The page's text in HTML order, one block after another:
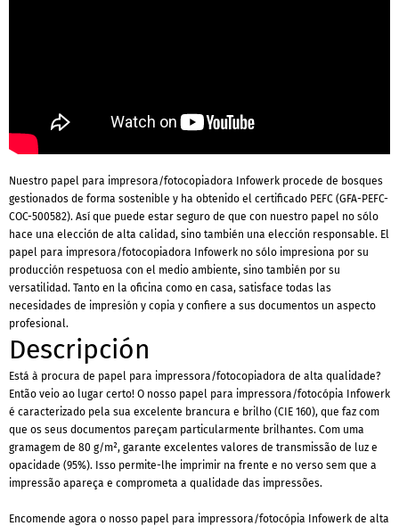
Nuestro papel para impresora/fotocopiadora Infowerk procede de bosques
gestionados de forma sostenible y ha obtenido el certificado PEFC (GFA-PEFC-
COC-500582). Así que puede estar seguro de que con nuestro papel no sólo
hace una elección de alta calidad, sino también una elección responsable. El
papel para impresora/fotocopiadora Infowerk no sólo impresiona por su
producción respetuosa con el medio ambiente, sino también por su
versatilidad. Tanto en la oficina como en casa, satisface todas las
necesidades de impresión y copia y confiere a sus documentos un aspecto
profesional.
Descripción
Está à procura de papel para impressora/fotocopiadora de alta qualidade?
Então veio ao lugar certo! O nosso papel para impressora/fotocópia Infowerk
é caracterizado pela sua excelente brancura e brilho (CIE 160), que faz com
que os seus documentos pareçam particularmente brilhantes. Com uma
gramagem de 80 g/m², garante excelentes valores de transmissão de luz e
opacidade (95%). Isso permite-lhe imprimir na frente e no verso sem que a
impressão apareça e comprometa a qualidade das impressões.
Encomende agora o nosso papel para impressora/fotocópia Infowerk de alta